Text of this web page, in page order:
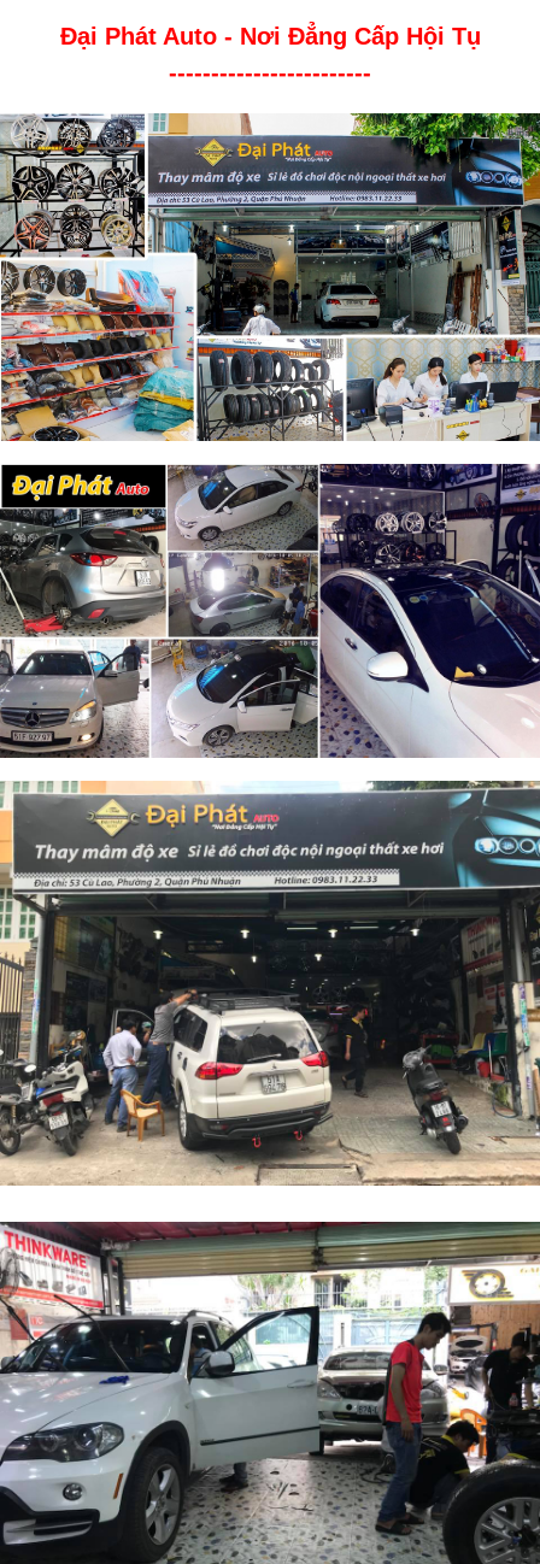
Đại Phát Auto - Nơi Đẳng Cấp Hội Tụ
------------------------